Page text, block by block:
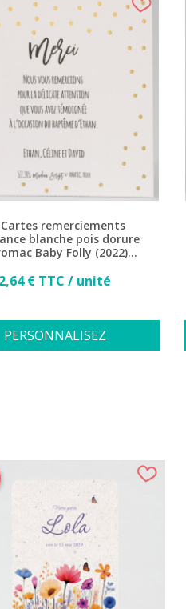
remerciements
blanche pois dorure
Baby Folly (2022)
Prix
2,64 € TTC / unité
PERSONNALISEZ